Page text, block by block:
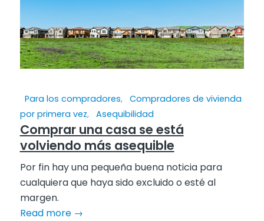
Para los compradores, Compradores de vivienda
por primera vez, Asequibilidad
Comprar una casa se está
volviendo más asequible
Por fin hay una pequeña buena noticia para
cualquiera que haya sido excluido o esté al
margen.
Read more→